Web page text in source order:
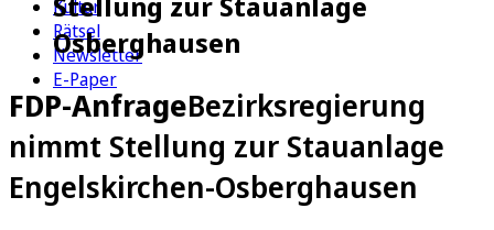
Kultur
Rätsel
Newsletter
E-Paper
Osberghausen
FDP-AnfrageBezirksregierung
nimmt Stellung zur Stauanlage
Engelskirchen-Osberghausen